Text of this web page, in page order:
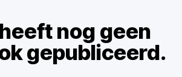
nog geen
gepubliceerd.